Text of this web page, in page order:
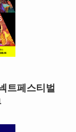
트페스티벌